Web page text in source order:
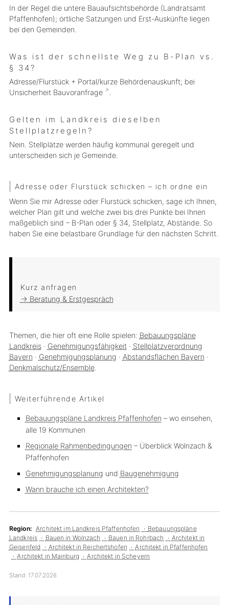
In der Regel die untere Bauaufsichtsbehörde (Landratsamt
Pfaffenhofen); örtliche Satzungen und Erst-Auskünfte liegen
bei den Gemeinden.
Was ist der schnellste Weg zu B-Plan vs.
§ 34?
Adresse/Flurstück + Portal/kurze Behördenauskunft; bei
Unsicherheit Bauvoranfrage
Gelten im Landkreis dieselben
Stellplatzregeln?
Nein. Stellplätze werden häufig kommunal geregelt und
unterscheiden sich je Gemeinde.
Adresse oder Flurstück schicken – ich ordne ein
Wenn Sie mir Adresse oder Flurstückschicken, sage ich Ihnen,
welcher Plan gilt und welche zwei bis drei Punktebei Ihnen
maßgeblich sind – B-Plan oder § 34, Stellplatz, Abstände. So
haben Sie eine belastbare Grundlage für den nächsten Schritt.
Kurz anfragen
→ Beratung & Erstgespräch
Themen, die hier oft eine Rolle spielen: Bebauungspläne
Landkreis· Genehmigungsfähigkeit· Stellplatzverordnung
Bayern · Genehmigungsplanung · Abstandsflächen Bayern ·
Denkmalschutz/Ensemble.
Weiterführende Artikel
Bebauungspläne Landkreis Pfaffenhofen – wo einsehen,
alle 19 Kommunen
Regionale Rahmenbedingungen – Überblick Wolnzach &
Pfaffenhofen
Genehmigungsplanung und Baugenehmigung
Wann brauche ich einen Architekten?
Region: Architekt im Landkreis Pfaffenhofen
Bebauungspläne
Landkreis
Bauen in Wolnzach Bauen in Rohrbach
Architekt in
Geisenfeld
Architekt in Reichertshofen
Architekt in Pfaffenhofen
Architekt in Mainburg
Architekt in Scheyern
Stand: 17.07.2026